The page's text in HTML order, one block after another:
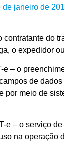
de janeiro de
contratante do
o expedidor
e – o
de
por meio de
e – o serviço
na operação